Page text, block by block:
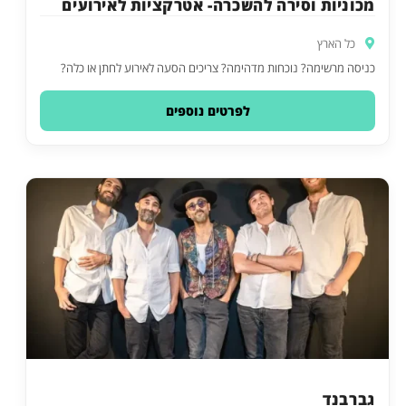
מכוניות וסירה להשכרה- אטרקציות לאירועים
כל הארץ
כניסה מרשימה? נוכחות מדהימה? צריכים הסעה לאירוע לחתן או כלה?
לפרטים נוספים
גברבנד